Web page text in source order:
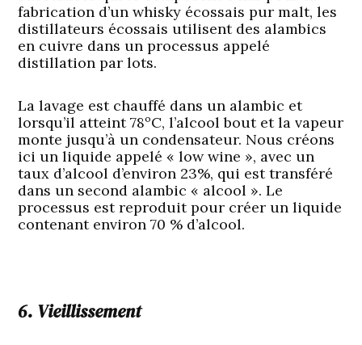
fabrication d’un whisky écossais pur malt, les
distillateurs écossais utilisent des alambics
en cuivre dans un processus appelé
distillation par lots.
La lavage est chauffé dans un alambic et
lorsqu’il atteint 78ºC, l’alcool bout et la vapeur
monte jusqu’à un condensateur. Nous créons
ici un liquide appelé « low wine », avec un
taux d’alcool d’environ 23%, qui est transféré
dans un second alambic « alcool ». Le
processus est reproduit pour créer un liquide
contenant environ 70 % d’alcool.
6. Vieillissement